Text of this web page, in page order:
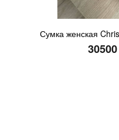
Сумка женская